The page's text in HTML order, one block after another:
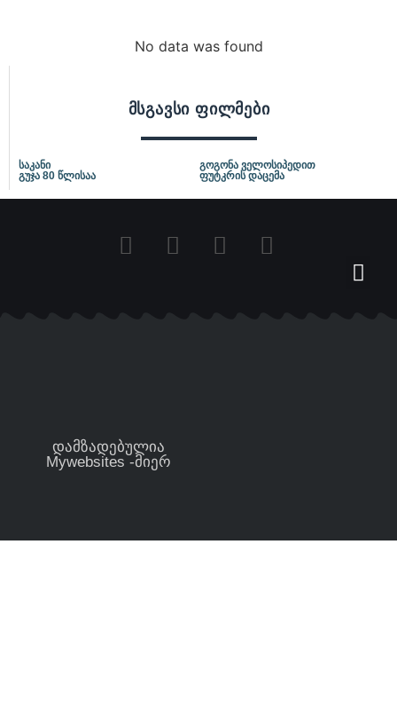
No data was found
მსგავსი ფილმები
საკანი
გოგონა ველოსიპედით
გუჯა 80 წლისაა
ფუტკრის დაცემა
დამზადებულია
Mywebsites -მიერ